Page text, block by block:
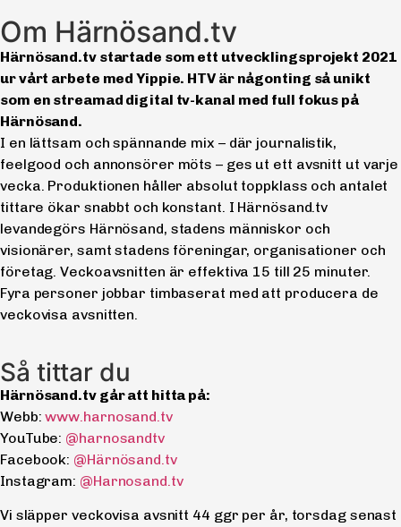
Om Härnösand.tv
Härnösand.tv startade som ett utvecklingsprojekt 2021
ur vårt arbete med Yippie. HTV är någonting så unikt
som en streamad digital tv-kanal med full fokus på
Härnösand.
I en lättsam och spännande mix – där journalistik,
feelgood och annonsörer möts – ges ut ett avsnitt ut varje
vecka. Produktionen håller absolut toppklass och antalet
tittare ökar snabbt och konstant. I Härnösand.tv
levandegörs Härnösand, stadens människor och
visionärer, samt stadens föreningar, organisationer och
företag. Veckoavsnitten är effektiva 15 till 25 minuter.
Fyra personer jobbar timbaserat med att producera de
veckovisa avsnitten.
Så tittar du
Härnösand.tv går att hitta på:
Webb:www.harnosand.tv
YouTube: @harnosandtv
Facebook: @Härnösand.tv
Instagram: @Harnosand.tv
Vi släpper veckovisa avsnitt 44 ggr per år, torsdag senast